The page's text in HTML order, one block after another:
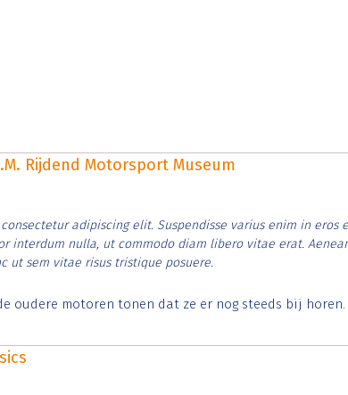
Rijdend Motorsport Museum
adipiscing elit. Suspendisse varius enim in eros
interdum nulla, ut commodo diam libero vitae erat.
ut sem vitae risus tristique posuere.
oudere motoren tonen dat ze er nog steeds bij